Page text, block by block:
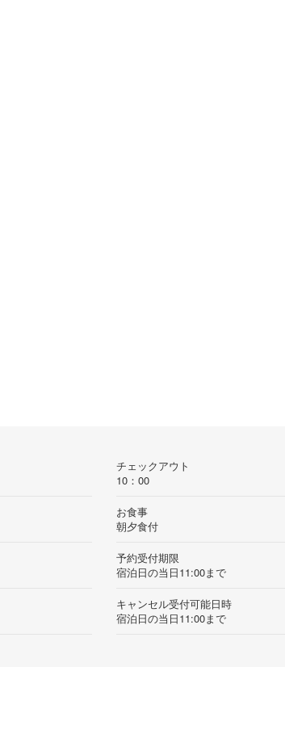
チェックアウト
10：00
お食事
朝夕食付
予約受付期限
宿泊日の当日11:00まで
キャンセル受付可能日時
宿泊日の当日11:00まで